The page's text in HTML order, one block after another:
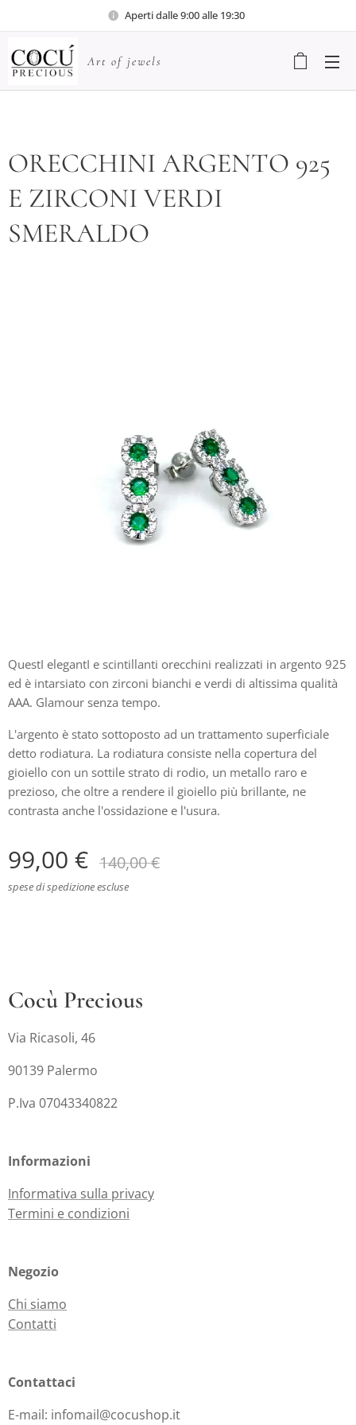
Aperti dalle 9:00 alle 19:30
Art of jewels
ORECCHINI ARGENTO 925
E ZIRCONI VERDI
SMERALDO
QuestI elegantI e scintillanti orecchini realizzati in argento 925
ed è intarsiato con zirconi bianchi e verdi di altissima qualità
AAA. Glamour senza tempo.
L'argento è stato sottoposto ad un trattamento superficiale
detto rodiatura. La rodiatura consiste nella copertura del
gioiello con un sottile strato di rodio, un metallo raro e
prezioso, che oltre a rendere il gioiello più brillante, ne
contrasta anche l'ossidazione e l'usura.
99,00 € 140,00€
spese di spedizione escluse
Cocù Precious
Via Ricasoli, 46
90139 Palermo
P.Iva 07043340822
Informazioni
Informativa sulla privacy
Termini e condizioni
Negozio
Chi siamo
Contatti
Contattaci
E-mail: infomail@cocushop.it